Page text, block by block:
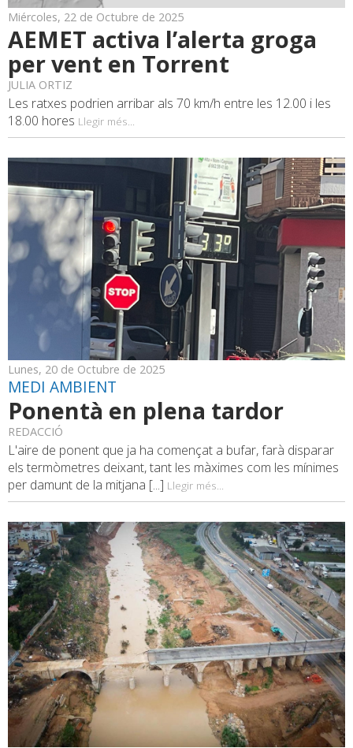
Miércoles, 22 de Octubre de 2025
AEMET activa l’alerta groga
per vent en Torrent
JULIA ORTIZ
Les ratxes podrien arribar als 70 km/h entre les 12.00 i les
18.00 hores Llegir més...
Lunes, 20 de Octubre de 2025
MEDI AMBIENT
Ponentà en plena tardor
REDACCIÓ
L'aire de ponent que ja ha començat a bufar, farà disparar
els termòmetres deixant, tant les màximes com les mínimes
per damunt de la mitjana [...] Llegir més...